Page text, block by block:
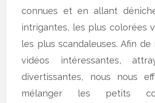
connues et en allant
intrigantes, les plus colorées
les plus scandaleuses. Afin
vidéos intéressantes,
divertissantes, nous nous
mélanger les petits